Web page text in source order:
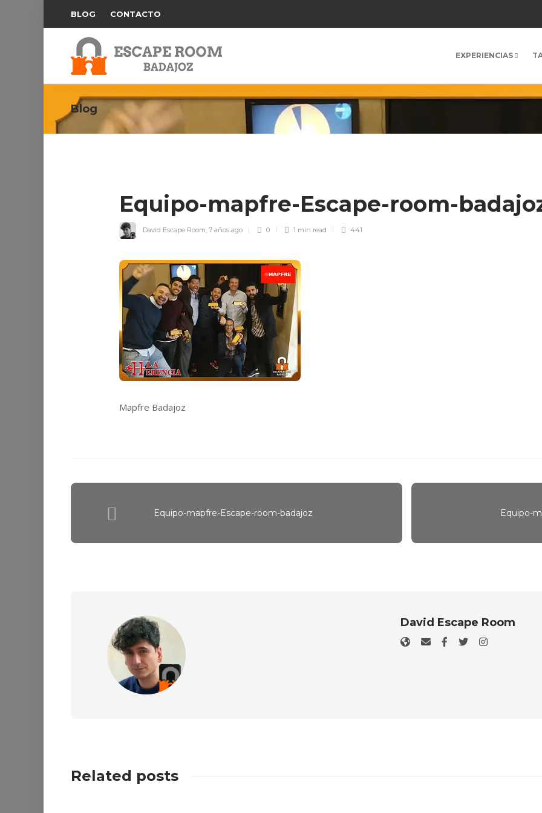
BLOG CONTACTO
EXPERIENCIAS
Blog
Equipo-mapfre-Escape-room-
David Escape Room, 7 años ago 0 1 min read 441
Mapfre Badajoz
Equipo-mapfre-Escape-room-badajoz Equipo-
David Escape Room
Related posts